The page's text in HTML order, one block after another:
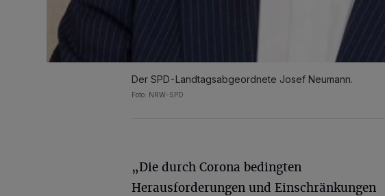
Der SPD-Landtagsabgeordnete Josef Neumann.
Foto: NRW-SPD
„Die durch Corona bedingten
Herausforderungen und Einschränkungen